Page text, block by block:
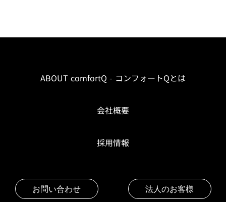
ABOUT comfortQ - コンフォートQとは
会社概要
採用情報
お問い合わせ 法人のお客様